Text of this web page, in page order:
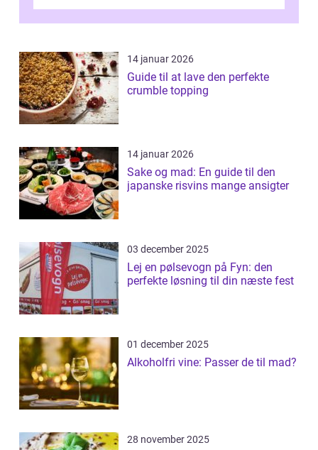
14 januar 2026
Guide til at lave den perfekte
crumble topping
14 januar 2026
Sake og mad: En guide til den
japanske risvins mange ansigter
03 december 2025
Lej en pølsevogn på Fyn: den
perfekte løsning til din næste fest
01 december 2025
Alkoholfri vine: Passer de til mad?
28 november 2025